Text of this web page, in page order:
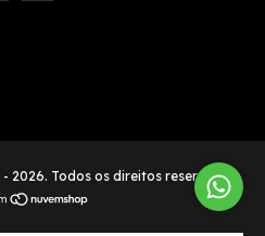
2026. Todos os direitos reservados.